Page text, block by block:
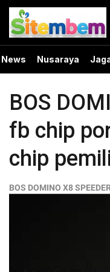
News Nusaraya
BOS
fb chip
chip
BOS DOMINO X8